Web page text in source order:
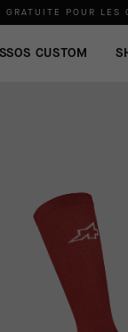
GRATUITE POUR LES
CUSTOM